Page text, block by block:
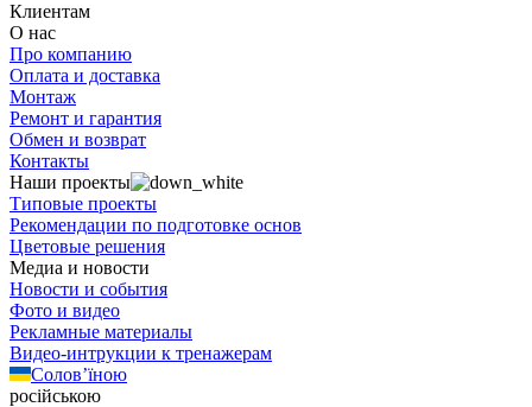
Клиентам
О нас
Про компанию
Оплата и доставка
Монтаж
Ремонт и гарантия
Обмен и возврат
Контакты
Наши проекты
Типовые проекты
Рекомендации по подготовке основ
Цветовые решения
Медиа и новости
Новости и события
Фото и видео
Рекламные материалы
Видео-интрукции к тренажерам
Солов’їною
російською